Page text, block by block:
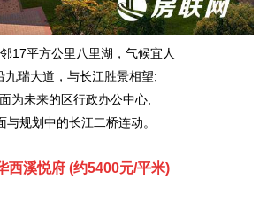
17平方公里八里湖，气候宜人
九瑞大道，与长江胜景相望;
为未来的区行政办公中心;
与规划中的长江二桥连动。
西溪悦府 (约5400元/平米)